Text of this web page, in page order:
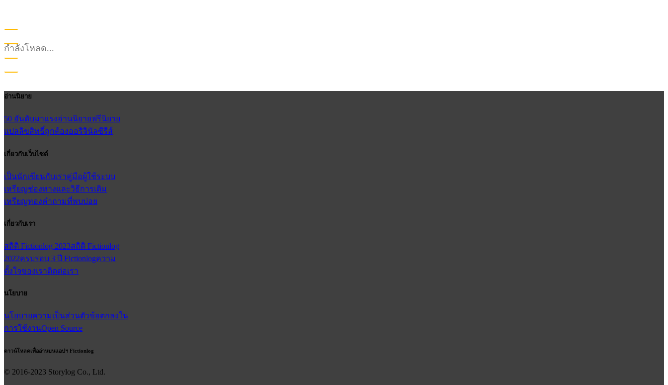
กำลังโหลด...
อ่านนิยาย
50 อันดับมาแรงอ่านนิยายฟรีนิยาย
แปลลิขสิทธิ์ถูกต้องออริจินัลซีรีส์
เกี่ยวกับเว็บไซต์
เป็นนักเขียนกับเราคู่มือผู้ใช้ระบบ
เหรียญช่องทางและวิธีการเติม
เหรียญทองคำถามที่พบบ่อย
เกี่ยวกับเรา
สถิติ Fictionlog 2023สถิติ Fictionlog
2022ครบรอบ 3 ปี Fictionlogความ
ตั้งใจของเราติดต่อเรา
นโยบาย
นโยบายความเป็นส่วนตัวข้อตกลงใน
การใช้งานOpen Source
ดาวน์โหลดเพื่ออ่านบนแอปฯ Fictionlog
© 2016-2023 Storylog Co., Ltd.